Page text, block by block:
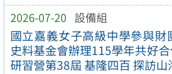
2026-07-20 設備組
國立嘉義女子高級中學參與財
史料基金會辦理115學年共好
研習營第38屆 基隆四百 探訪山